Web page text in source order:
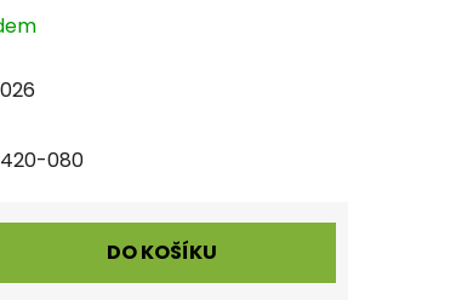
080
DO KOŠÍKU